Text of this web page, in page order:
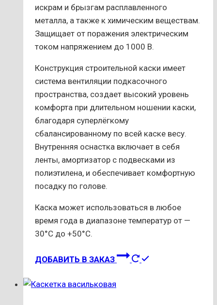
искрам и брызгам расплавленного
металла, а также к химическим веществам.
Защищает от поражения электрическим
током напряжением до 1000 В.
Конструкция строительной каски имеет
система вентиляции подкасочного
пространства, создает высокий уровень
комфорта при длительном ношении каски,
благодаря суперлёгкому
сбалансированному по всей каске весу.
Внутренняя оснастка включает в себя
ленты, амортизатор с подвесками из
полиэтилена, и обеспечивает комфортную
посадку по голове.
Каска может использоваться в любое
время года в диапазоне температур от —
30°С до +50°С.
ДОБАВИТЬ В ЗАКАЗ